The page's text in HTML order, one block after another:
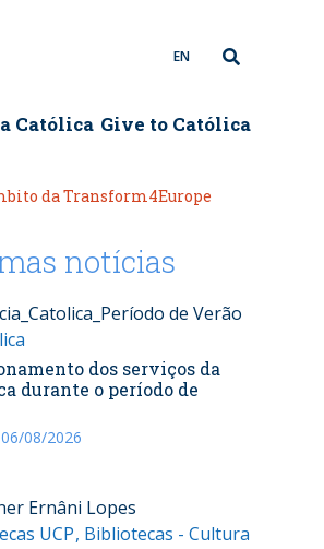
EN
Católica Give to Católica
da Transform4Europe
notícias
dos serviços da
durante o período de
08/2026
UCP Bibliotecas - Cultura